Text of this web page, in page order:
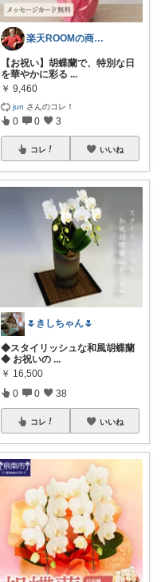
楽天ROOMの商品全部紹介する男💪
【お祝い】胡蝶蘭で、特別な日
を華やかに彩る ...
￥ 9,460
jun さんのコレ！
0 0 3
コレ いいね
🌷きしちゃん🌷
◆スタイリッシュな和風胡蝶蘭
◆ お祝いの ...
￥ 16,500
0 0 38
コレ いいね